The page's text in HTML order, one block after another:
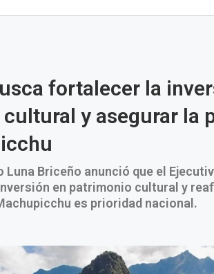
fortalecer la
y asegurar la
Briceño anunció que el
en patrimonio cultural y
es prioridad nacional.